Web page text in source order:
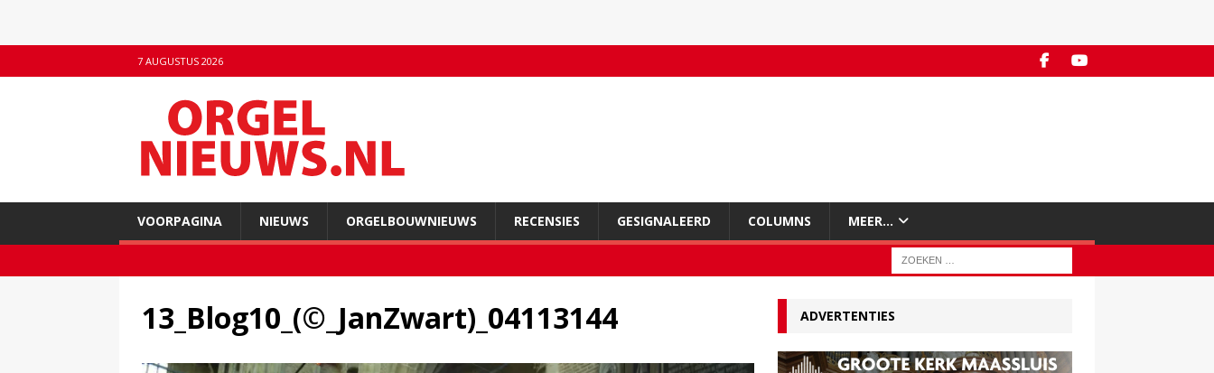
7 AUGUSTUS 2026
VOORPAGINA NIEUWS ORGELBOUWNIEUWS RECENSIES GESIGNALEERD COLUMNS MEER…
13_Blog10_(©_JanZwart)_04113144 ADVERTENTIES